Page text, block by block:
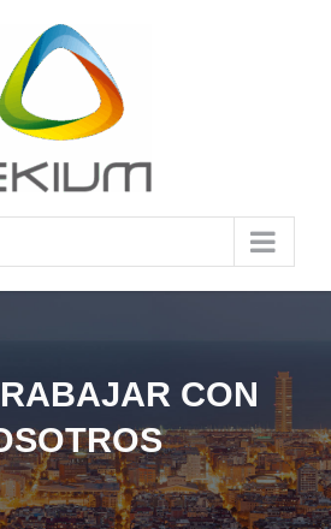
CON